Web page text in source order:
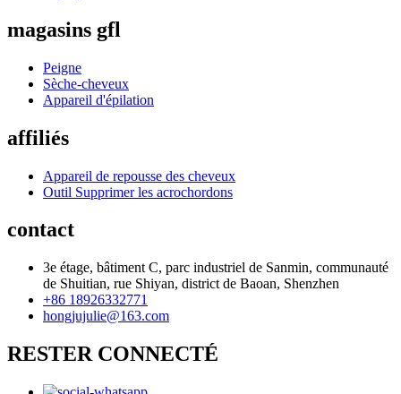
magasins gfl
Peigne
Sèche-cheveux
Appareil d'épilation
affiliés
Appareil de repousse des cheveux
Outil Supprimer les acrochordons
contact
3e étage, bâtiment C, parc industriel de Sanmin, communauté
de Shuitian, rue Shiyan, district de Baoan, Shenzhen
+86 18926332771
hongjujulie@163.com
RESTER CONNECTÉ